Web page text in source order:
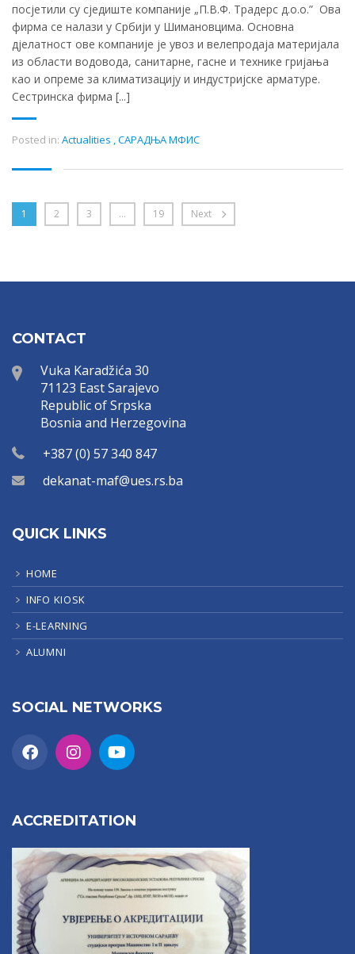
посјетили су сједиште компаније „П.В.Ф. Традерс д.о.о.” Ова
фирма се налази у Србији у Шимановцима. Основна
дјелатност ове компаније је увоз и велепродаја материјала
из области водовода, санитарне, гасне и технике гријања
као и опреме за климатизацију и индустријске арматуре.
Сестринска фирма [...]
Posted in: Actualities ,САРАДЊА МФИС
1 2 3 … 19 Next
CONTACT
Vuka Karadžića 30
71123 East Sarajevo
Republic of Srpska
Bosnia and Herzegovina
+387 (0) 57 340 847
dekanat-maf@ues.rs.ba
QUICK LINKS
HOME
INFO KIOSK
E-LEARNING
ALUMNI
SOCIAL NETWORKS
ACCREDITATION